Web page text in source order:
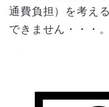
通費負担）を考え
できません・・・。